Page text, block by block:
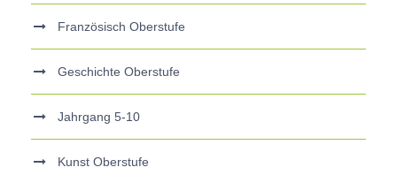
Französisch Oberstufe
Geschichte Oberstufe
Jahrgang 5-10
Kunst Oberstufe